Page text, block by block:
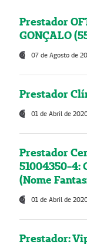
Prestador
GONÇALO
07 de Agosto de
Prestador
01 de Abril de
Prestador
51004350-4:
(Nome
01 de Abril de
Prestador: